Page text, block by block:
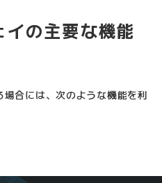
の主要な機能
合には、次のような機能を利